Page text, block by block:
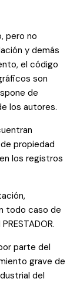
pero no
y demás
el código
son
de
los autores.
propiedad
los registros
todo caso de
parte del
grave de
del